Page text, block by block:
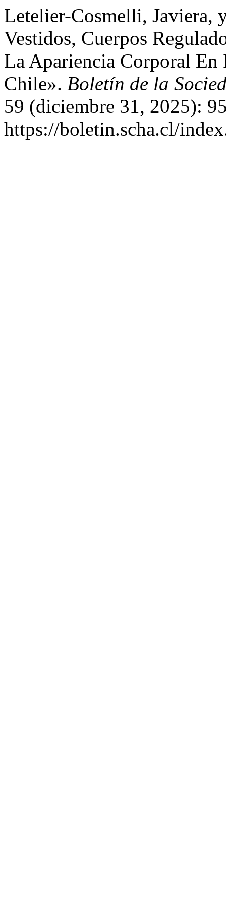
Letelier-Cosmelli, Javiera,
Vestidos, Cuerpos
La Apariencia Corporal
Chile». Boletín de la
59 (diciembre 31, 2025):
https://boletin.scha.cl/